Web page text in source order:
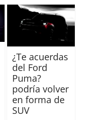
¿Te acuerdas
del Ford
Puma?
podría volver
en forma de
SUV